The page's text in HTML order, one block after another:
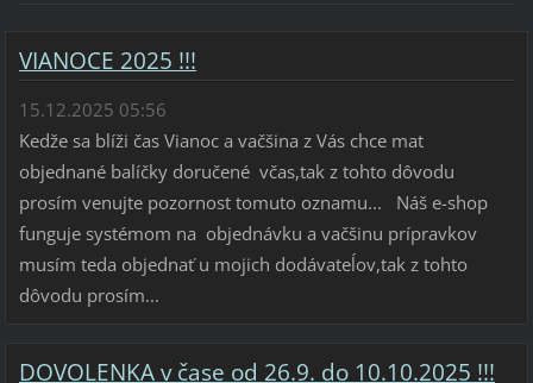
VIANOCE 2025 !!!
15.12.2025 05:56
Kedže sa blíži čas Vianoc a vačšina z Vás chce mat
objednané balíčky doručené včas,tak z tohto dôvodu
prosím venujte pozornost tomuto oznamu... Náš e-shop
funguje systémom na objednávku a vačšinu prípravkov
musím teda objednať u mojich dodávateĺov,tak z tohto
dôvodu prosím...
DOVOLENKA v čase od 26.9. do 10.10.2025 !!!